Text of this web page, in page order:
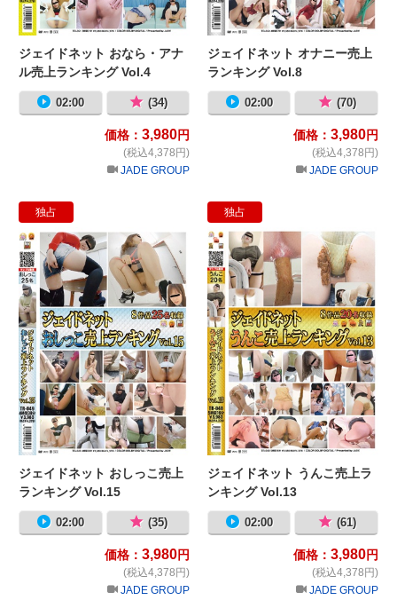
ジェイドネット おなら・アナ
ル売上ランキング Vol.4
02:00 (34)
価格： 3,980円
(税込4,378円)
JADE GROUP
ジェイドネット オナニー売上
ランキング Vol.8
02:00 (70)
価格： 3,980円
(税込4,378円)
JADE GROUP
独占
ジェイドネット おしっこ売上ランキ
ジェイドネット おしっこ売上
ランキング Vol.15
02:00 (35)
価格： 3,980円
(税込4,378円)
JADE GROUP
独占
ジェイドネット うんこ売上ラ
ンキング Vol.13
02:00 (61)
価格： 3,980円
(税込4,378円)
JADE GROUP